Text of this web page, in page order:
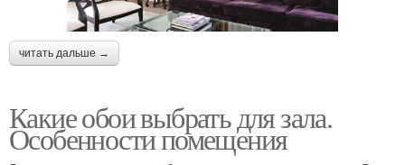
читать дальше →
Какие обои выбрать для зала.
Особенности помещения